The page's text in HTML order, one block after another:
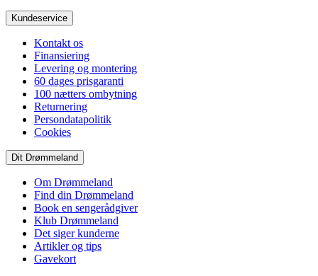
Kundeservice
Kontakt os
Finansiering
Levering og montering
60 dages prisgaranti
100 nætters ombytning
Returnering
Persondatapolitik
Cookies
Dit Drømmeland
Om Drømmeland
Find din Drømmeland
Book en sengerådgiver
Klub Drømmeland
Det siger kunderne
Artikler og tips
Gavekort